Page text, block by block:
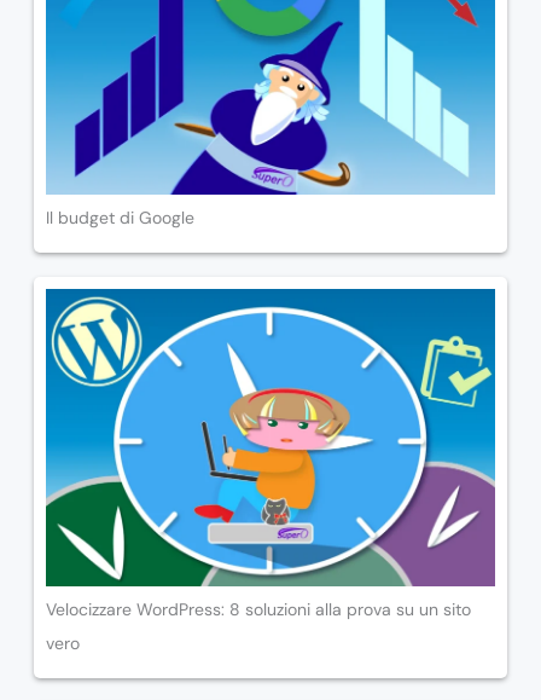
Il budget di Google
Velocizzare WordPress: 8 soluzioni alla prova su un sito
vero